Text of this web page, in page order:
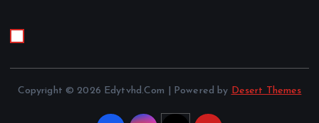
Copyright © 2026 Edytvhd.Com | Powered by Desert Themes